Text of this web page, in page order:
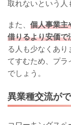
取れないという人
また、 個人事業主
借りるより安価で
る人も少なくあり
てすむため、プラ
でしょう。
異業種交流が